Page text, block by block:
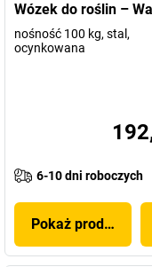
Wózek do roślin –
nośność 100 kg, stal,
ocynkowana
6-10 dni roboczych
Pokaż produkt